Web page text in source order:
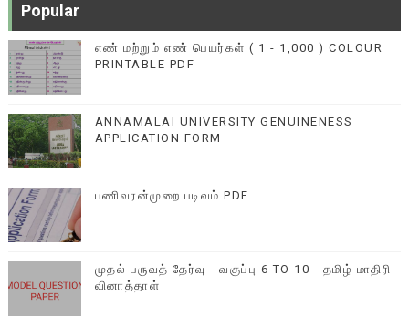
Popular
எண் மற்றும் எண் பெயர்கள் ( 1 - 1,000 ) COLOUR
PRINTABLE PDF
ANNAMALAI UNIVERSITY GENUINENESS
APPLICATION FORM
பணிவரன்முறை படிவம் PDF
முதல் பருவத் தேர்வு - வகுப்பு 6 TO 10 - தமிழ் மாதிரி
வினாத்தாள்